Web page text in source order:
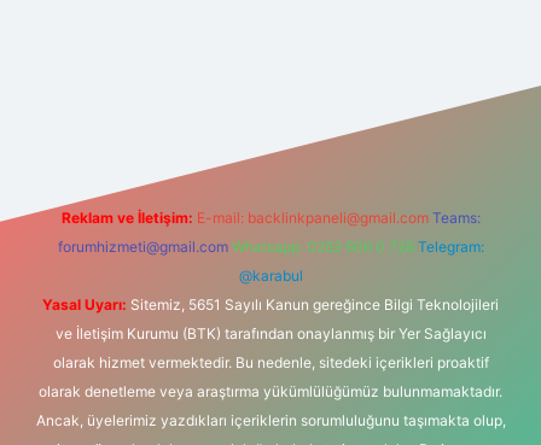
Reklam ve İletişim: E-mail: backlinkpaneli@gmail.com Teams:
forumhizmeti@gmail.com Whatsapp: 0262 606 0 726 Telegram:
@karabul
Yasal Uyarı: Sitemiz, 5651 Sayılı Kanun gereğince Bilgi Teknolojileri
ve İletişim Kurumu (BTK) tarafından onaylanmış bir Yer Sağlayıcı
olarak hizmet vermektedir. Bu nedenle, sitedeki içerikleri proaktif
olarak denetleme veya araştırma yükümlülüğümüz bulunmamaktadır.
Ancak, üyelerimiz yazdıkları içeriklerin sorumluluğunu taşımakta olup,